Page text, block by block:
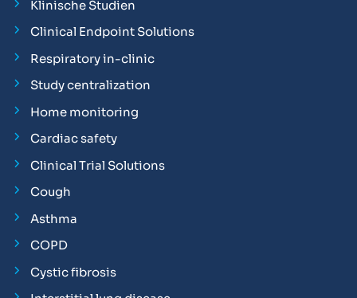
Klinische Studien
Clinical Endpoint Solutions
Respiratory in-clinic
Study centralization
Home monitoring
Cardiac safety
Clinical Trial Solutions
Cough
Asthma
COPD
Cystic fibrosis